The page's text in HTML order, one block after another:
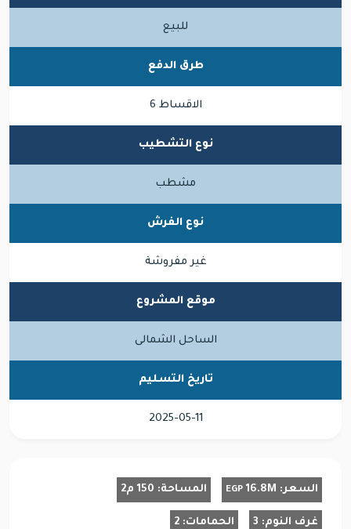
للبيع
طرق الدفع
الاقساط 6
نوع التشطيب
مشطب
نوع الفرش
غير مفروشة
موقع المشروع
الساحل الشمالى
تاريخ التسليم
2025-05-11
السعر: 16.8M
EGP المساحة: 150 م2
غرف النوم: 3 الحمامات: 2